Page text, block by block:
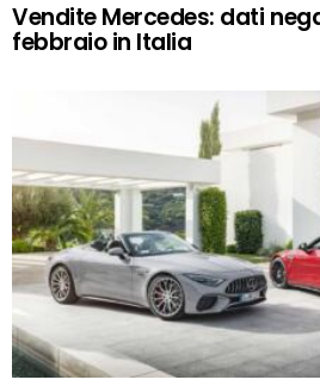
Vendite Mercedes: dati
febbraio in Italia